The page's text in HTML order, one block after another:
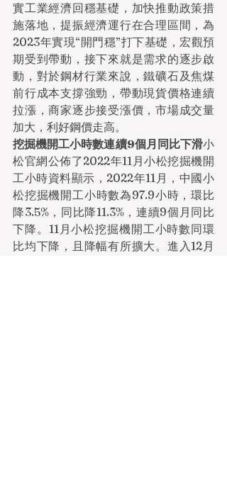
實工業經濟回穩基礎，加快推動政策措
施落地，提振經濟運行在合理區間，為
2023年實現“開門穩”打下基礎，宏觀預
期受到帶動，接下來就是需求的逐步啟
動，對於鋼材行業來說，鐵礦石及焦煤
前行成本支撐強勁，帶動現貨價格連續
拉漲，商家逐步接受漲價，市場成交量
加大，利好鋼價走高。
挖掘機開工小時數連續9個月同比下滑小
松官網公佈了2022年11月小松挖掘機開
工小時資料顯示，2022年11月，中國小
松挖掘機開工小時數為97.9小時，環比
降3.5%，同比降11.3%，連續9個月同比
下降。11月小松挖掘機開工小時數同環
比均下降，且降幅有所擴大。進入12月